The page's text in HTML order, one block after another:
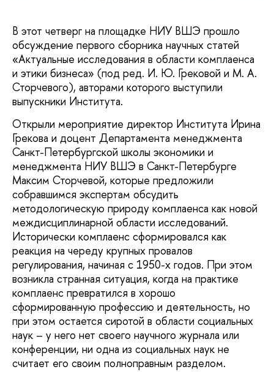
В этот четверг на площадке НИУ ВШЭ прошло
обсуждение первого сборника научных статей
«Актуальные исследования в области комплаенса
и этики бизнеса» (под ред. И. Ю. Грековой и М. А.
Сторчевого), авторами которого выступили
выпускники Института.
Открыли мероприятие директор Института Ирина
Грекова и доцент Департамента менеджмента
Санкт-Петербургской школы экономики и
менеджмента НИУ ВШЭ в Санкт-Петербурге
Максим Сторчевой, которые предложили
собравшимся экспертам обсудить
методологическую природу комплаенса как новой
междисциплинарной области исследований.
Исторически комплаенс сформировался как
реакция на череду крупных провалов
регулирования, начиная с 1950-х годов. При этом
возникла странная ситуация, когда на практике
комплаенс превратился в хорошо
сформированную профессию и деятельность, но
при этом остается сиротой в области социальных
наук – у него нет своего научного журнала или
конференции, ни одна из социальных наук не
считает его своим полноправным разделом.